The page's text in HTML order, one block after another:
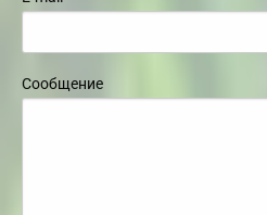
Сообщение